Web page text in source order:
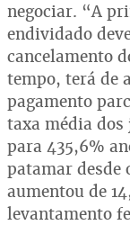
negociar. “A
endividado
cancelamento
tempo, terá de
pagamento
taxa média dos
para 435,6%
patamar desde
aumentou de
levantamento